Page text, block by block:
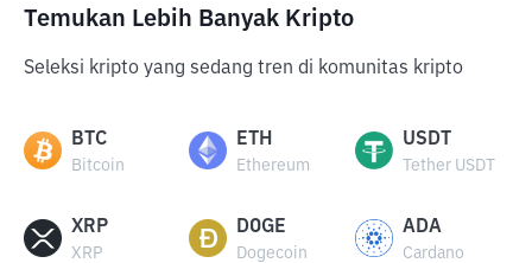
Temukan Lebih Banyak Kripto
Seleksi kripto yang sedang tren di komunitas kripto
BTC
Bitcoin
ETH
Ethereum
USDT
Tether USDT
XRP
XRP
DOGE
Dogecoin
ADA
Cardano